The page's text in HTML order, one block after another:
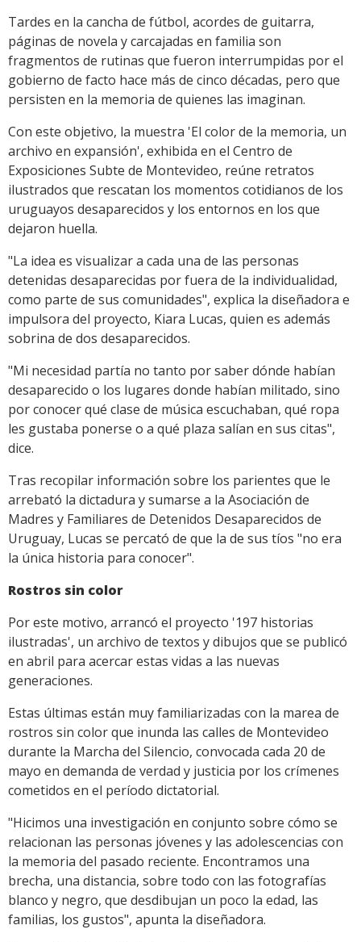
Tardes en la cancha de fútbol, acordes de guitarra,
páginas de novela y carcajadas en familia son
fragmentos de rutinas que fueron interrumpidas por el
gobierno de facto hace más de cinco décadas, pero que
persisten en la memoria de quienes las imaginan.
Con este objetivo, la muestra 'El color de la memoria, un
archivo en expansión', exhibida en el Centro de
Exposiciones Subte de Montevideo, reúne retratos
ilustrados que rescatan los momentos cotidianos de los
uruguayos desaparecidos y los entornos en los que
dejaron huella.
"La idea es visualizar a cada una de las personas
detenidas desaparecidas por fuera de la individualidad,
como parte de sus comunidades", explica la diseñadora e
impulsora del proyecto, Kiara Lucas, quien es además
sobrina de dos desaparecidos.
"Mi necesidad partía no tanto por saber dónde habían
desaparecido o los lugares donde habían militado, sino
por conocer qué clase de música escuchaban, qué ropa
les gustaba ponerse o a qué plaza salían en sus citas",
dice.
Tras recopilar información sobre los parientes que le
arrebató la dictadura y sumarse a la Asociación de
Madres y Familiares de Detenidos Desaparecidos de
Uruguay, Lucas se percató de que la de sus tíos "no era
la única historia para conocer".
Rostros sin color
Por este motivo, arrancó el proyecto '197 historias
ilustradas', un archivo de textos y dibujos que se publicó
en abril para acercar estas vidas a las nuevas
generaciones.
Estas últimas están muy familiarizadas con la marea de
rostros sin color que inunda las calles de Montevideo
durante la Marcha del Silencio, convocada cada 20 de
mayo en demanda de verdad y justicia por los crímenes
cometidos en el período dictatorial.
"Hicimos una investigación en conjunto sobre cómo se
relacionan las personas jóvenes y las adolescencias con
la memoria del pasado reciente. Encontramos una
brecha, una distancia, sobre todo con las fotografías
blanco y negro, que desdibujan un poco la edad, las
familias, los gustos", apunta la diseñadora.